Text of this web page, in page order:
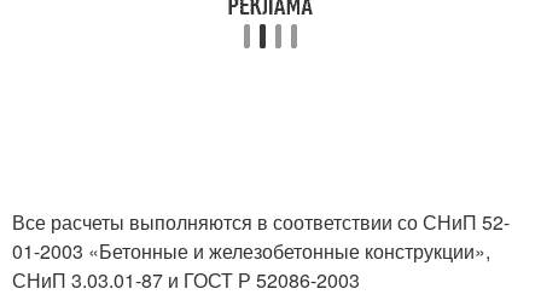
Все расчеты выполняются в соответствии со СНиП 52-
01-2003 «Бетонные и железобетонные конструкции»,
СНиП 3.03.01-87 и ГОСТ Р 52086-2003